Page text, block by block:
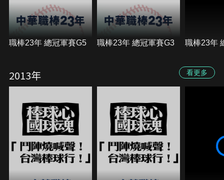
職棒23年 總冠軍賽G5 職棒23年 總冠軍賽G3 職棒23年
2013年 看更多